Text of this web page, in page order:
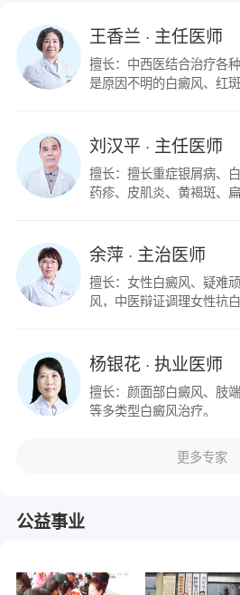
王香兰 · 主任医师
擅长：中西医结合治疗各
是原因不明的白癜风、红
刘汉平· 主任医师
擅长：擅长重症银屑病、
药疹、皮肌炎、黄褐斑、
余萍· 主治医师
擅长：女性白癜风、疑难
风，中医辩证调理女性抗白
杨银花· 执业医师
擅长：颜面部白癜风、肢
等多类型白癜风治疗。
更多专家
公益事业